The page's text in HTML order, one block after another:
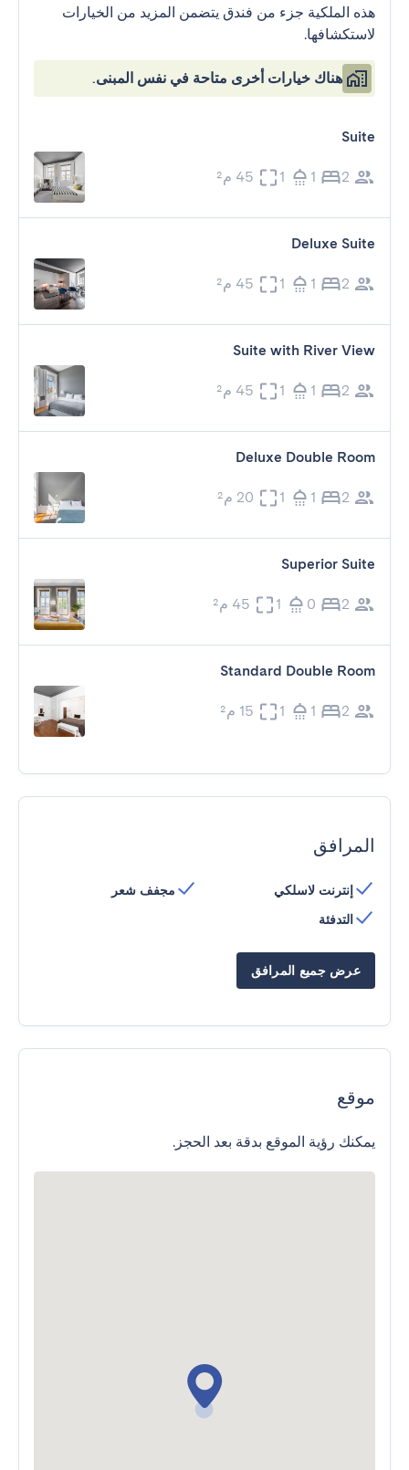
هذه الملكية جزء من فندق يتضمن المزيد من الخيارات
لاستكشافها.
هناك خيارات أخرى متاحة في نفس المبنى.
Suite
2
1
1 45 م²
Deluxe Suite
2
1
1 45 م²
Suite with River View
2
1
1 45 م²
Deluxe Double Room
2
1
1 20 م²
Superior Suite
2
0
1 45 م²
Standard Double Room
2
1
1 15 م²
المرافق
إنترنت لاسلكي
التدفئة
مجفف شعر
عرض جميع المرافق
موقع
يمكنك رؤية الموقع بدقة بعد الحجز.